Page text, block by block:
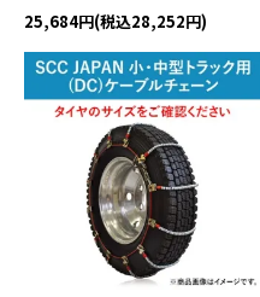
25,684円(税込28,252円)